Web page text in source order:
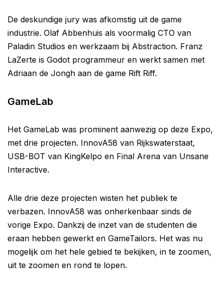
De deskundige jury was afkomstig uit de game
industrie. Olaf Abbenhuis als voormalig CTO van
Paladin Studios en werkzaam bij Abstraction. Franz
LaZerte is Godot programmeur en werkt samen met
Adriaan de Jongh aan de game Rift Riff.
GameLab
Het GameLab was prominent aanwezig op deze Expo,
met drie projecten. InnovA58 van Rijkswaterstaat,
USB-BOT van KingKelpo en Final Arena van Unsane
Interactive.
Alle drie deze projecten wisten het publiek te
verbazen. InnovA58 was onherkenbaar sinds de
vorige Expo. Dankzij de inzet van de studenten die
eraan hebben gewerkt en GameTailors. Het was nu
mogelijk om het hele gebied te bekijken, in te zoomen,
uit te zoomen en rond te lopen.